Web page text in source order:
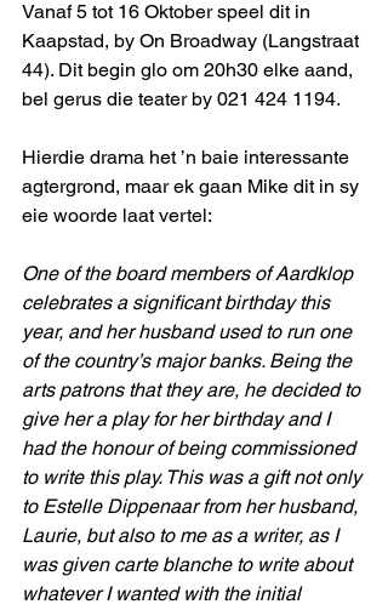
Vanaf 5 tot 16 Oktober speel dit in
Kaapstad, by On Broadway (Langstraat
44). Dit begin glo om 20h30 elke aand,
bel gerus die teater by 021 424 1194.
Hierdie drama het ’n baie interessante
agtergrond, maar ek gaan Mike dit in sy
eie woorde laat vertel:
One of the board members of Aardklop
celebrates a significant birthday this
year, and her husband used to run one
of the country’s major banks. Being the
arts patrons that they are, he decided to
give her a play for her birthday and I
had the honour of being commissioned
to write this play. This was a gift not only
to Estelle Dippenaar from her husband,
Laurie, but also to me as a writer, as I
was given carte blanche to write about
whatever I wanted with the initial